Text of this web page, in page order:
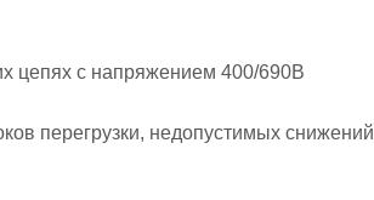
цепях с напряжением 400/690В
перегрузки, недопустимых снижений